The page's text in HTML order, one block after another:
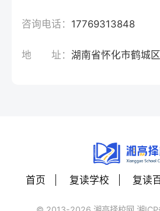
咨询电话： 17769313848
地 址：湖南省怀化市鹤城
首页 复读学校 复读